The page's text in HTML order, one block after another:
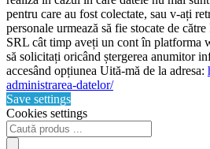
pentru care au fost colectate, sau v-ați
personale urmează să fie stocate de
SRL cât timp aveți un cont în platforma
să solicitați oricând ștergerea anumitor
accesând opțiunea Uită-mă de la adresa:
administrarea-datelor/
Save settings
Cookies settings
Products
search